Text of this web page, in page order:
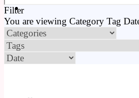
Filter
You are viewing Category Tag